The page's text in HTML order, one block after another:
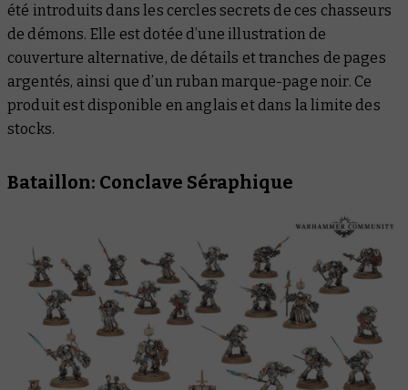
été introduits dans les cercles secrets de ces chasseurs
de démons. Elle est dotée d’une illustration de
couverture alternative, de détails et tranches de pages
argentés, ainsi que d’un ruban marque-page noir. Ce
produit est disponible en anglais et dans la limite des
stocks.
Bataillon: Conclave Séraphique